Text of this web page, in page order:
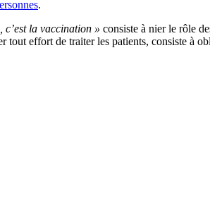
.
c’est la vaccination » consiste à nier le rôle
effort de traiter les patients, consiste à